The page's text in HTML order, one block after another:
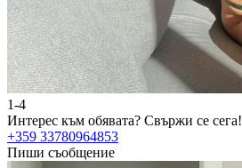
1-4
Интерес към обявата? Свържи се сега!
+359 33780964853
Пиши съобщение